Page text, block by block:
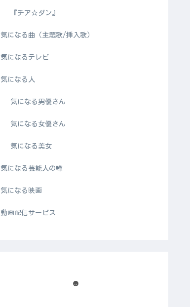
『チア☆ダン』
気になる曲（主題歌/挿入歌）
気になるテレビ
気になる人
気になる男優さん
気になる女優さん
気になる美女
気になる芸能人の噂
気になる映画
動画配信サービス
☻